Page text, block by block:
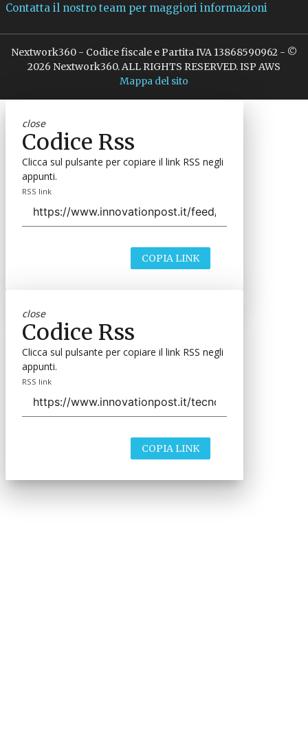
Contatta il nostro team per maggiori informazioni
Nextwork360 - Codice fiscale e Partita IVA 13868590962 - ©
2026 Nextwork360. ALL RIGHTS RESERVED. ISP AWS
Mappa del sito
close
Codice Rss
Clicca sul pulsante per copiare il link RSS negli
appunti.
RSS link
COPIA LINK
close
Codice Rss
Clicca sul pulsante per copiare il link RSS negli
appunti.
RSS link
COPIA LINK